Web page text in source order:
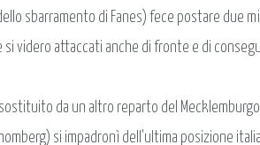
sbarramento di Fanes) fece postare due
si videro attaccati anche di fronte e di
da un altro reparto del
si impadronì dell'ultima posizione